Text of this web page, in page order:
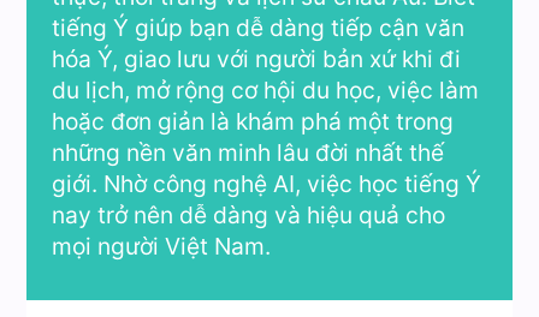
tiếng Ý giúp bạn dễ dàng tiếp cận văn
hóa Ý, giao lưu với người bản xứ khi đi
du lịch, mở rộng cơ hội du học, việc làm
hoặc đơn giản là khám phá một trong
những nền văn minh lâu đời nhất thế
giới. Nhờ công nghệ AI, việc học tiếng Ý
nay trở nên dễ dàng và hiệu quả cho
mọi người Việt Nam.